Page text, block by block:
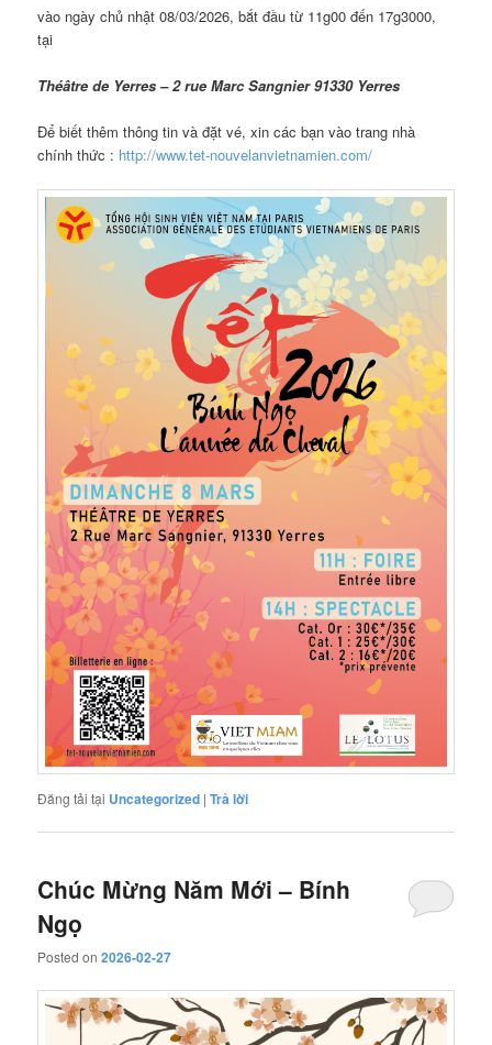
vào ngày chủ nhật 08/03/2026, bắt đầu từ 11g00 đến 17g3000,
tại
Théâtre de Yerres – 2 rue Marc Sangnier 91330 Yerres
Để biết thêm thông tin và đặt vé, xin các bạn vào trang nhà
chính thức : http://www.tet-nouvelanvietnamien.com/
Đăng tải tại Uncategorized |Trả lời
Chúc Mừng Năm Mới – Bính
Ngọ
Posted on2026-02-27